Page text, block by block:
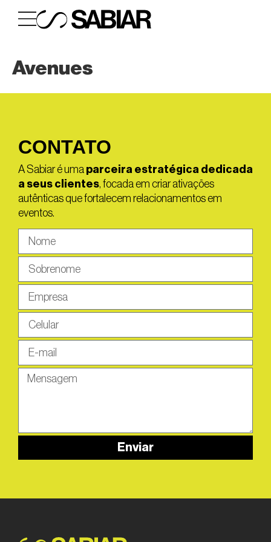
Avenues
CONTATO
A Sabiar é uma parceira estratégica dedicada
a seus clientes, focada em criar ativações
autênticas que fortalecem relacionamentos em
eventos.
Enviar